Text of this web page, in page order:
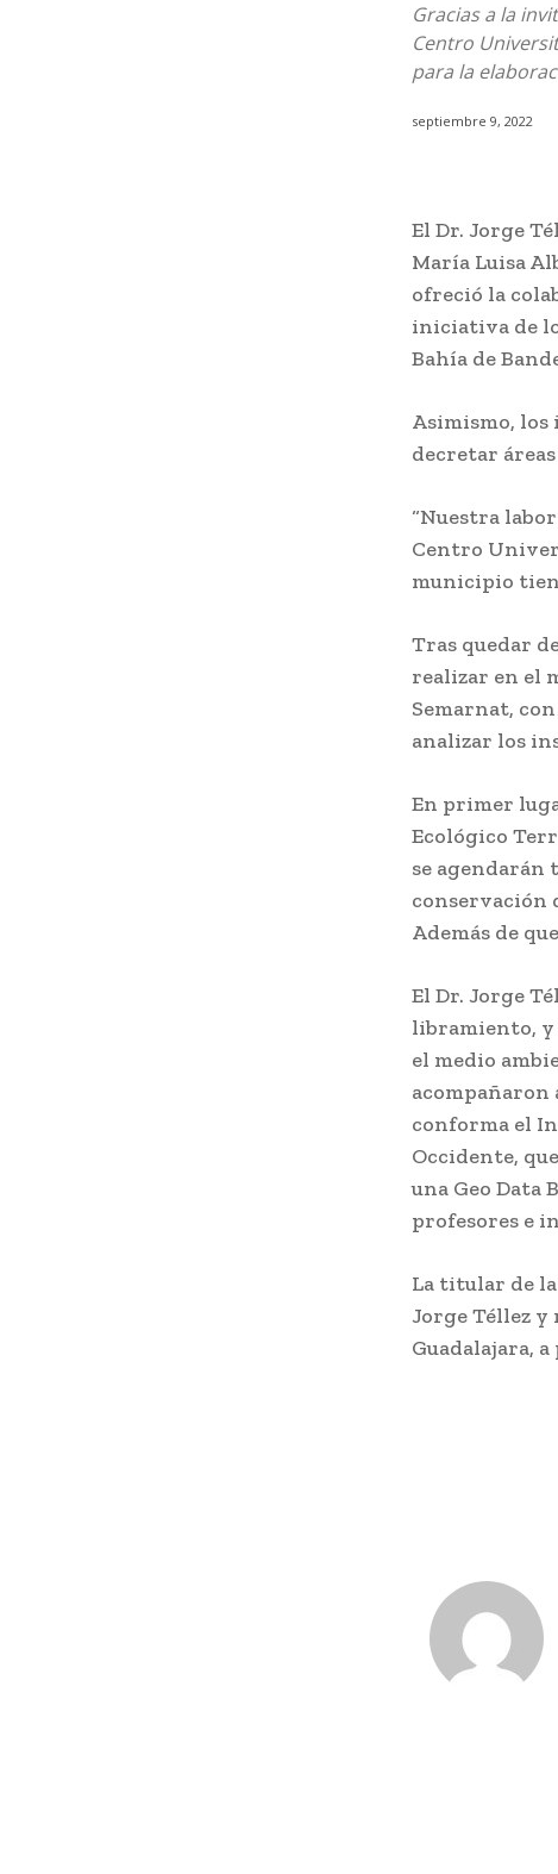
Gracias a la
Centro
para la
septiembre 9, 2022
El Dr. Jorge
María Luisa
ofreció la
iniciativa de
Bahía de
Asimismo,
decretar
“Nuestra
Centro
municipio
Tras quedar
realizar en el
Semarnat,
analizar los
En primer
Ecológico
se agendarán
conservación
Además de
El Dr. Jorge
libramiento, y
el medio
acompañaron
conforma el
Occidente,
una Geo Data
profesores e
La titular de
Jorge Téllez
Guadalajara,